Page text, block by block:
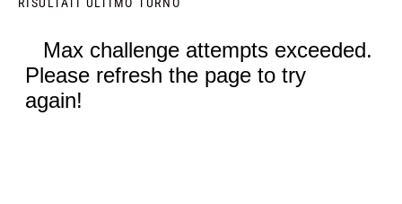
RISULTATI ULTIMO TURNO